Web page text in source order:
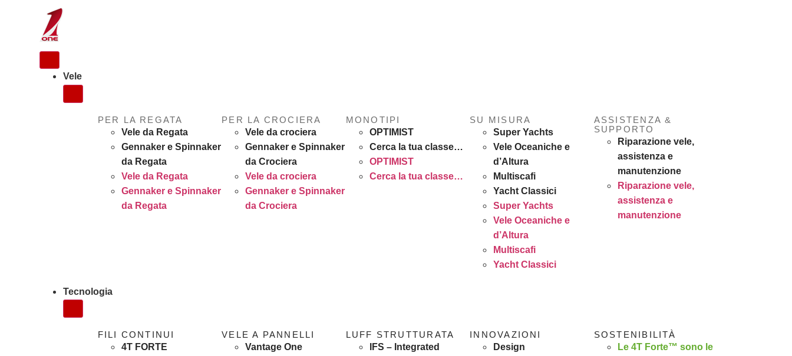
Vele
PER LA REGATA
Vele da Regata
Gennaker e Spinnaker
da Regata
Vele da Regata
Gennaker e Spinnaker
da Regata
PER LA CROCIERA
Vele da crociera
Gennaker e Spinnaker
da Crociera
Vele da crociera
Gennaker e Spinnaker
da Crociera
MONOTIPI
OPTIMIST
Cerca la tua classe…
OPTIMIST
Cerca la tua classe…
SU MISURA
Super Yachts
Vele Oceaniche e
d’Altura
Multiscafi
Yacht Classici
Super Yachts
Vele Oceaniche e
d’Altura
Multiscafi
Yacht Classici
ASSISTENZA &
SUPPORTO
Riparazione vele,
assistenza e
manutenzione
Riparazione vele,
assistenza e
manutenzione
Tecnologia
FILI CONTINUI
4T FORTE
VELE A PANNELLI
Vantage One
LUFF STRUTTURATA
IFS – Integrated
INNOVAZIONI
Design
SOSTENIBILITÀ
Le 4T Forte™ sono le